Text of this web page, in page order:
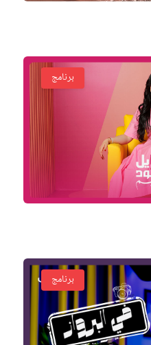
برنامج
برنامج